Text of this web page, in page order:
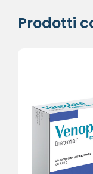
Prodotti